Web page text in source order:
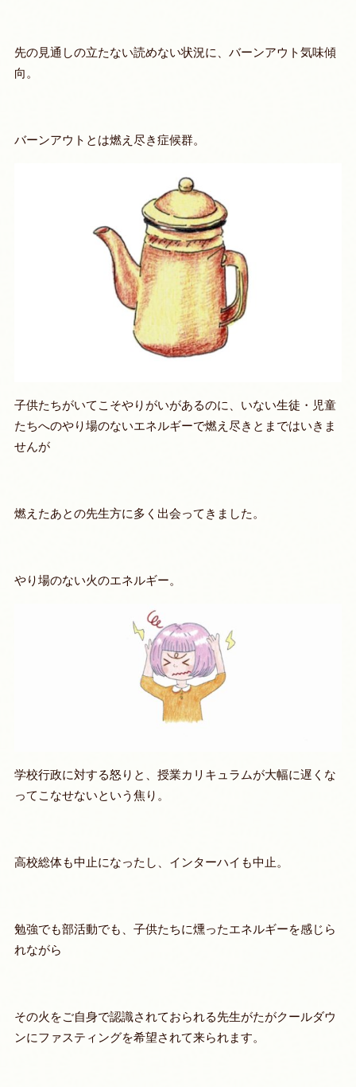
先の見通しの立たない読めない状況に、 バーンアウト気味傾
向 。
バーンアウトとは燃え尽き症候群。
子供たちがいてこそやりがいがあるのに、いない生徒・児童
たちへのやり場のないエネルギーで燃え尽きとまではいきま
せんが
燃えたあとの先生方に多く出会ってきました。
やり場のない火のエネルギー。
学校行政に対する怒りと、授業カリキュラムが大幅に遅くな
ってこなせないという焦り。
高校総体も中止になったし、インターハイも中止。
勉強でも部活動でも、子供たちに燻ったエネルギーを感じら
れながら
その火をご自身で認識されておられる先生がたがクールダウ
ンにファスティングを希望されて来られます。